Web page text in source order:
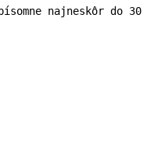
najneskôr do 30